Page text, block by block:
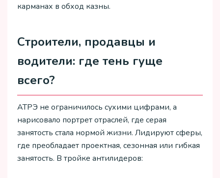
карманах в обход казны.
Строители, продавцы и
водители: где тень гуще
всего?
АТРЭ не ограничилось сухими цифрами, а
нарисовало портрет отраслей, где серая
занятость стала нормой жизни. Лидируют сферы,
где преобладает проектная, сезонная или гибкая
занятость. В тройке антилидеров: